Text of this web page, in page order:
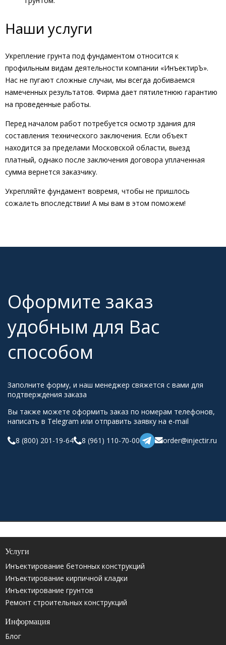
Наши услуги
Укрепление грунта под фундаментом относится к
профильным видам деятельности компании «ИнъектирЪ».
Нас не пугают сложные случаи, мы всегда добиваемся
намеченных результатов. Фирма дает пятилетнюю гарантию
на проведенные работы.
Перед началом работ потребуется осмотр здания для
составления технического заключения. Если объект
находится за пределами Московской области, выезд
платный, однако после заключения договора уплаченная
сумма вернется заказчику.
Укрепляйте фундамент вовремя, чтобы не пришлось
сожалеть впоследствии! А мы вам в этом поможем!
Оформите заказ
удобным для Вас
способом
Заполните форму, и наш менеджер свяжется с вами для
подтверждения заказа
Вы также можете оформить заказ по номерам телефонов,
написать в Telegram или отправить заявку на e-mail
8 (800) 201-19-64 8 (961) 110-70-00 order@injectir.ru
Услуги
Инъектирование бетонных конструкций
Инъектирование кирпичной кладки
Инъектирование грунтов
Ремонт строительных конструкций
Информация
Блог